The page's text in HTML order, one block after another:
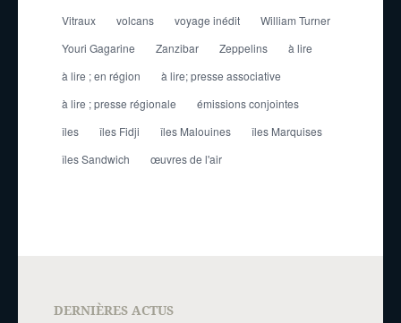
Vitraux
volcans voyage inédit
William Turner
Youri Gagarine
Zanzibar Zeppelins
à lire
à lire ; en région
à lire; presse associative
à lire ; presse régionale
émissions conjointes
îles
îles Fidji îles Malouines
îles Marquises
îles Sandwich
œuvres de l'air
DERNIÈRES ACTUS